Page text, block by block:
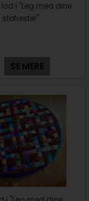
i "Leg med dine
stofrester"
SE MERE